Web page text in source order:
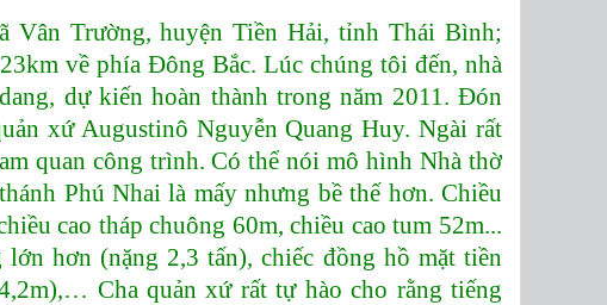
Vân Trường, huyện Tiền Hải, tỉnh Thái Bình;
về phía Đông Bắc. Lúc chúng tôi đến, nhà
dự kiến hoàn thành trong năm 2011. Đón
xứ Augustinô Nguyễn Quang Huy. Ngài rất
quan công trình. Có thể nói mô hình Nhà thờ
Phú Nhai là mấy nhưng bề thế hơn. Chiều
cao tháp chuông 60m, chiều cao tum 52m...
hơn (nặng 2,3 tấn), chiếc đồng hồ mặt tiền
Cha quản xứ rất tự hào cho rằng tiếng